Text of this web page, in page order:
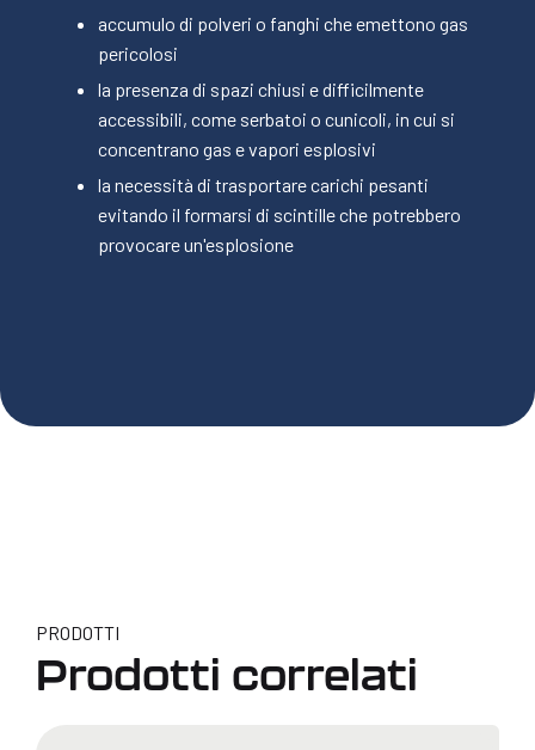
accumulo di polveri o fanghi che emettono gas
pericolosi
la presenza di spazi chiusi e difficilmente
accessibili, come serbatoi o cunicoli, in cui si
concentrano gas e vapori esplosivi
la necessità di trasportare carichi pesanti
evitando il formarsi di scintille che potrebbero
provocare un'esplosione
PULIZIA DI CISTERNE
PRODOTTI
Prodotti correlati